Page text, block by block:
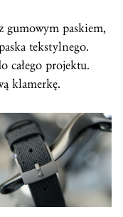
gumowym paskiem,
tekstylnego.
całego projektu.
klamerkę.